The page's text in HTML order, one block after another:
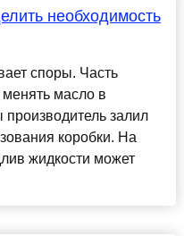
необходимость
споры. Часть
масло в
залил
коробки. На
жидкости может